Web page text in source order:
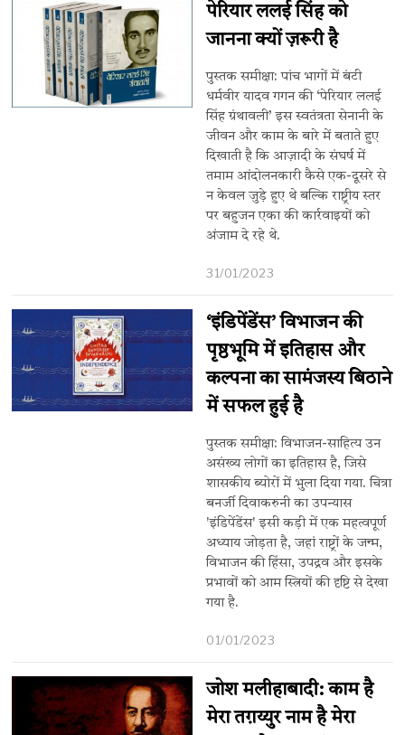
पेरियार ललई सिंह को
जानना क्यों ज़रूरी है
पुस्तक समीक्षा: पांच भागों में बंटी
धर्मवीर यादव गगन की ‘पेरियार ललई
सिंह ग्रंथावली’ इस स्वतंत्रता सेनानी के
जीवन और काम के बारे में बताते हुए
दिखाती है कि आज़ादी के संघर्ष में
तमाम आंदोलनकारी कैसे एक-दूसरे से
न केवल जुड़े हुए थे बल्कि राष्ट्रीय स्तर
पर बहुजन एका की कार्रवाइयों को
अंजाम दे रहे थे.
31/01/2023
‘इंडिपेंडेंस’ विभाजन की
पृष्ठभूमि में इतिहास और
कल्पना का सामंजस्य बिठाने
में सफल हुई है
पुस्तक समीक्षा: विभाजन-साहित्य उन
असंख्य लोगों का इतिहास है, जिसे
शासकीय ब्योरों में भुला दिया गया. चित्रा
बनर्जी दिवाकरुनी का उपन्यास
'इंडिपेंडेंस' इसी कड़ी में एक महत्वपूर्ण
अध्याय जोड़ता है, जहां राष्ट्रों के जन्म,
विभाजन की हिंसा, उपद्रव और इसके
प्रभावों को आम स्त्रियों की दृष्टि से देखा
गया है.
01/01/2023
जोश मलीहाबादी: काम है
मेरा तग़य्युर नाम है मेरा